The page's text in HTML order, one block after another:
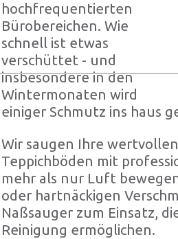
hochfrequentierten
Bürobereichen. Wie
schnell ist etwas
verschüttet - und
insbesondere in den
Wintermonaten wird
einiger Schmutz ins haus
Wir saugen Ihre
Teppichböden mit
mehr als nur Luft
oder hartnäckigen
Naßsauger zum Einsatz,
Reinigung ermöglichen.